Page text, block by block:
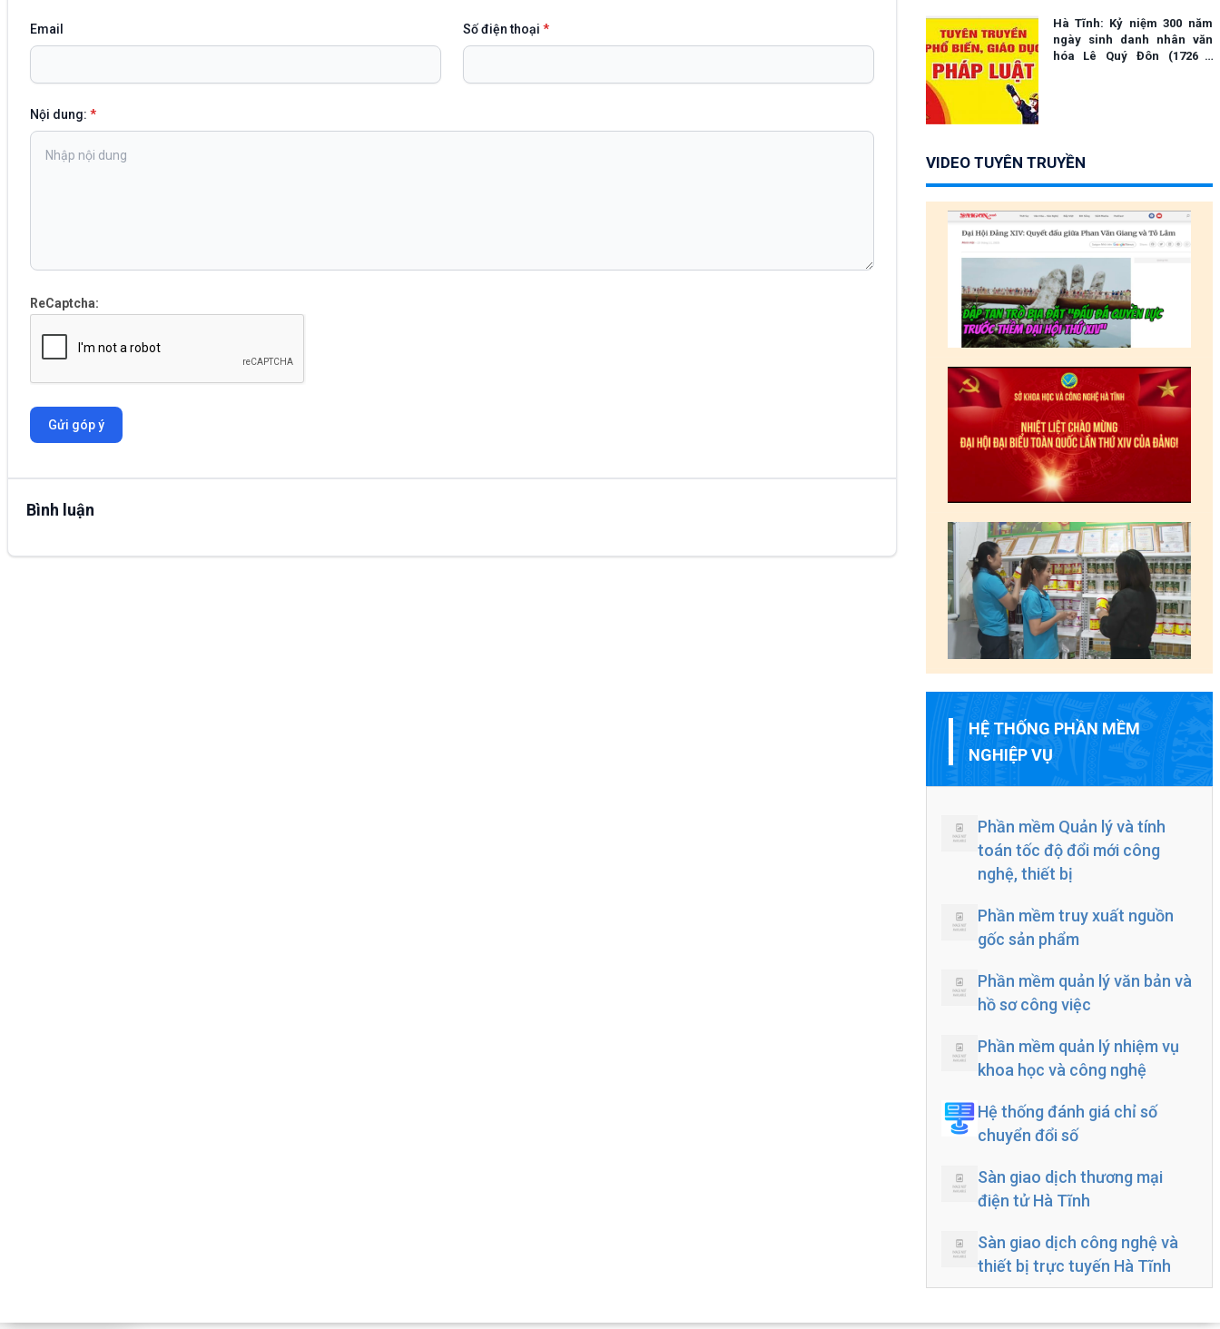
Email Số điện thoại *
Nội dung: *
ReCaptcha:
Gửi góp ý
Bình luận
Hà Tĩnh: Kỷ niệm 300 năm
ngày sinh danh nhân văn
hóa Lê Quý Đôn (1726 -
VIDEO TUYÊN TRUYỀN
HỆ THỐNG PHẦN MỀM
NGHIỆP VỤ
Phần mềm Quản lý và tính
toán tốc độ đổi mới công
nghệ, thiết bị
Phần mềm truy xuất nguồn
gốc sản phẩm
Phần mềm quản lý văn bản và
hồ sơ công việc
Phần mềm quản lý nhiệm vụ
khoa học và công nghệ
Hệ thống đánh giá chỉ số
chuyển đổi số
Sàn giao dịch thương mại
điện tử Hà Tĩnh
Sàn giao dịch công nghệ và
thiết bị trực tuyến Hà Tĩnh